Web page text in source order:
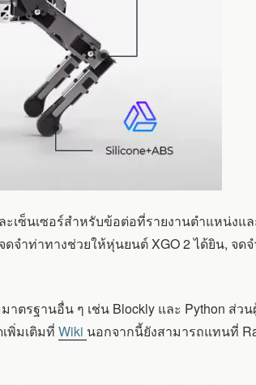
เซ็นเซอร์สำหรับข้อต่อที่รายงานตำแหน่งแ
จำท่าทางช่วยให้หุ่นยนต์ XGO 2 ได้ยิน, จด
ตรฐานอื่น ๆ เช่น Blockly และ Python ส่ว
พิ่มเติมที่ Wiki นอกจากนี้ยังสามารถแทนที่